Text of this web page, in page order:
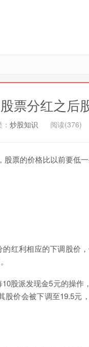
票分红之后
炒股知识 阅读(376)
票的价格比以前要低
红利相应的下调股价
股派发现金5元的操作
价会被下调至19.5元